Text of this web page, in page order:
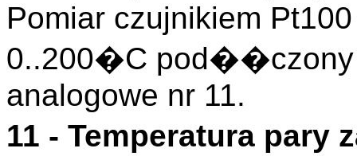
Pomiar czujnikiem
0..200�C pod��czony
analogowe nr 11.
11 - Temperatura